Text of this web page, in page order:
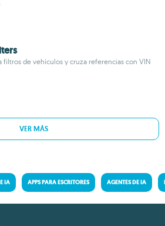
filtros de vehículos y cruza referencias con VIN
VER MÁS
IA APPS PARA ESCRITORES AGENTES DE IA